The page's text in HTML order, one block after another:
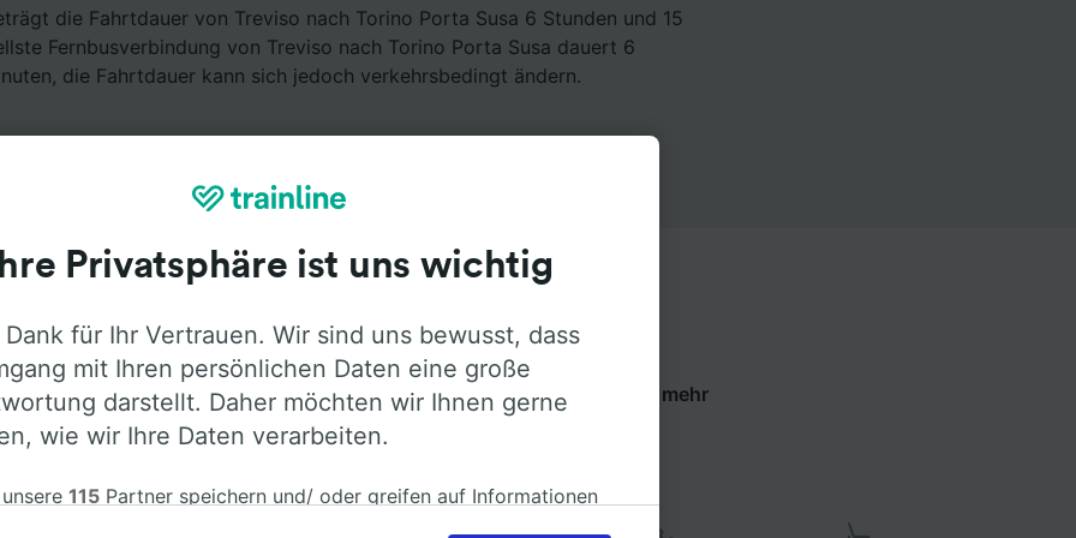
die Fahrtdauer von Treviso nach Torino Porta Susa 6 Stunden und 15
Fernbusverbindung von Treviso nach Torino Porta Susa dauert 6
die Fahrtdauer kann sich jedoch verkehrsbedingt ändern.
Ausstattung an Bord
nach Torino Porta Susa mitFlixbusfahren. Öffnen Sie die Tabs um mehr
über die Busausstattung der Anbieter zu erfahren.
Ihre Privatsphäre ist uns wichtig
für Ihr Vertrauen. Wir sind uns bewusst, dass
mit Ihren persönlichen Daten eine große
darstellt. Daher möchten wir Ihnen gerne
wie wir Ihre Daten verarbeiten.
115 Partner speichern und/ oder greifen auf Informationen